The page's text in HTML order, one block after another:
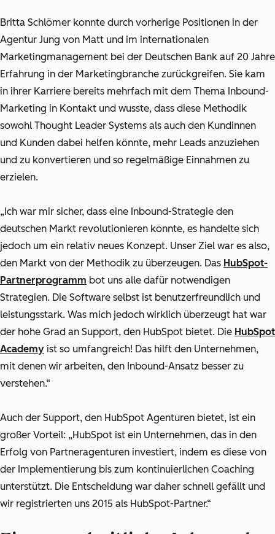
Britta Schlömer konnte durch vorherige Positionen in der
Agentur Jung von Matt und im internationalen
Marketingmanagement bei der Deutschen Bank auf 20 Jahre
Erfahrung in der Marketingbranche zurückgreifen. Sie kam
in ihrer Karriere bereits mehrfach mit dem Thema Inbound-
Marketing in Kontakt und wusste, dass diese Methodik
sowohl Thought Leader Systems als auch den Kundinnen
und Kunden dabei helfen könnte, mehr Leads anzuziehen
und zu konvertieren und so regelmäßige Einnahmen zu
erzielen.
„Ich war mir sicher, dass eine Inbound-Strategie den
deutschen Markt revolutionieren könnte, es handelte sich
jedoch um ein relativ neues Konzept. Unser Ziel war es also,
den Markt von der Methodik zu überzeugen. Das HubSpot-
Partnerprogramm bot uns alle dafür notwendigen
Strategien. Die Software selbst ist benutzerfreundlich und
leistungsstark. Was mich jedoch wirklich überzeugt hat war
der hohe Grad an Support, den HubSpot bietet. Die HubSpot
Academy ist so umfangreich! Das hilft den Unternehmen,
mit denen wir arbeiten, den Inbound-Ansatz besser zu
verstehen.“
Auch der Support, den HubSpot Agenturen bietet, ist ein
großer Vorteil: „HubSpot ist ein Unternehmen, das in den
Erfolg von Partneragenturen investiert, indem es diese von
der Implementierung bis zum kontinuierlichen Coaching
unterstützt. Die Entscheidung war daher schnell gefällt und
wir registrierten uns 2015 als HubSpot-Partner.“